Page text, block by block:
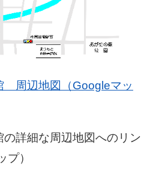
周辺地図（Googleマッ
詳細な周辺地図へのリン
プ）